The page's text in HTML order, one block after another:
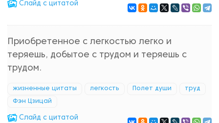
Cлайд с цитатой
Приобретенное с легкостью легко и
теряешь, добытое с трудом и теряешь с
трудом.
жизненные цитаты легкость Полет души труд
Фэн Цзицай
Cлайд с цитатой